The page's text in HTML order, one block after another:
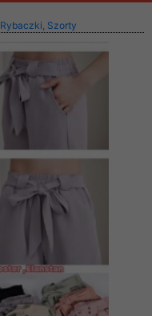
Rybaczki, Szorty